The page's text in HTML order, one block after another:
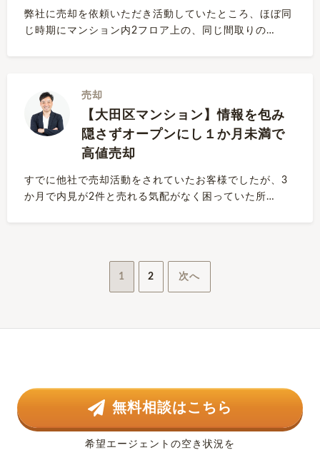
弊社に売却を依頼いただき活動していたところ、ほぼ同
じ時期にマンション内2フロア上の、同じ間取りの…
売却
【大田区マンション】情報を包み
隠さずオープンにし１か月未満で
高値売却
すでに他社で売却活動をされていたお客様でしたが、3
か月で内見が2件と売れる気配がなく困っていた所…
ナ
ー
1 2 次へ
無料相談はこちら
希望エージェントの空き状況を